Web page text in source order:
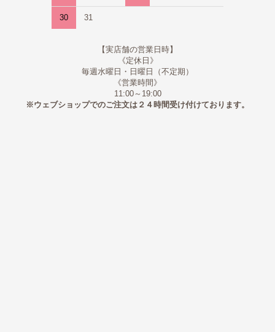
30 31
【実店舗の営業日時】
《定休日》
毎週水曜日・日曜日（不定期）
《営業時間》
11:00～19:00
※ウェブショップでのご注文は２４時間受け付けております。